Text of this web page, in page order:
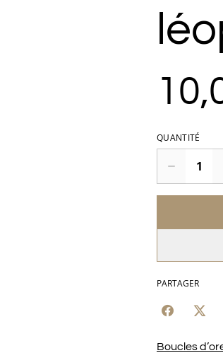
QUANTITÉ
PARTAGER
Boucles